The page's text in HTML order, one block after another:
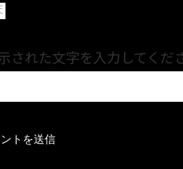
された文字を入力してくだ